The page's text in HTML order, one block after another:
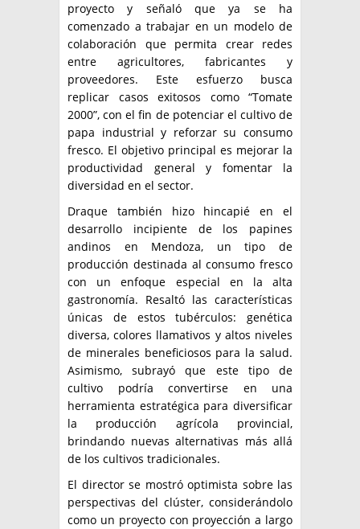
proyecto y señaló que ya se ha
comenzado a trabajar en un modelo de
colaboración que permita crear redes
entre agricultores, fabricantes y
proveedores. Este esfuerzo busca
replicar casos exitosos como “Tomate
2000”, con el fin de potenciar el cultivo de
papa industrial y reforzar su consumo
fresco. El objetivo principal es mejorar la
productividad general y fomentar la
diversidad en el sector.
Draque también hizo hincapié en el
desarrollo incipiente de los papines
andinos en Mendoza, un tipo de
producción destinada al consumo fresco
con un enfoque especial en la alta
gastronomía. Resaltó las características
únicas de estos tubérculos: genética
diversa, colores llamativos y altos niveles
de minerales beneficiosos para la salud.
Asimismo, subrayó que este tipo de
cultivo podría convertirse en una
herramienta estratégica para diversificar
la producción agrícola provincial,
brindando nuevas alternativas más allá
de los cultivos tradicionales.
El director se mostró optimista sobre las
perspectivas del clúster, considerándolo
como un proyecto con proyección a largo